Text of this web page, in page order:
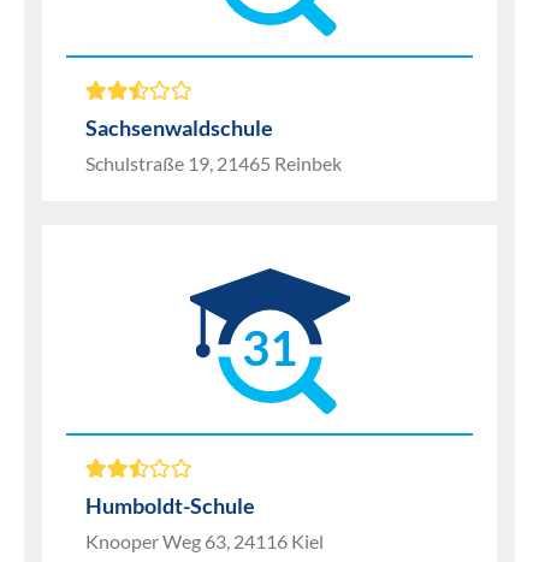
Sachsenwaldschule
Schulstraße 19, 21465 Reinbek
31
Humboldt-Schule
Knooper Weg 63, 24116 Kiel